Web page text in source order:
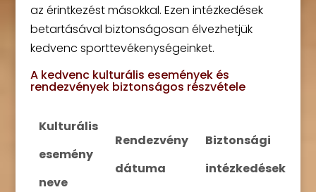
az érintkezést másokkal. Ezen intézkedések
betartásával biztonságosan élvezhetjük
kedvenc sporttevékenységeinket.
A kedvenc kulturális események és
rendezvények biztonságos részvétele
Kulturális
esemény
neve
Rendezvény
dátuma
Biztonsági
intézkedések